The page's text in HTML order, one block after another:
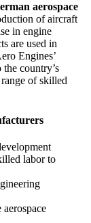
aerospace
of aircraft
in engine
are used in
Engines’
country’s
of skilled
labor to